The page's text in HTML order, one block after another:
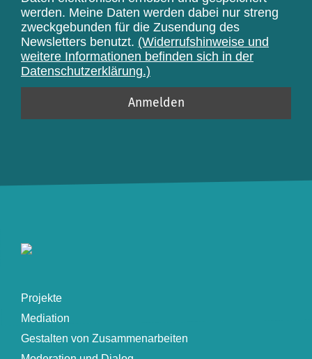
werden. Meine Daten werden dabei nur streng
zweckgebunden für die Zusendung des
Newsletters benutzt. (Widerrufshinweise und
weitere Informationen befinden sich in der
Datenschutzerklärung.)
Projekte
Mediation
Gestalten von Zusammenarbeiten